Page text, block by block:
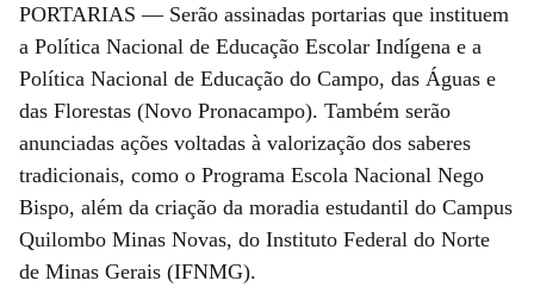
PORTARIAS — Serão assinadas portarias que instituem
a Política Nacional de Educação Escolar Indígena e a
Política Nacional de Educação do Campo, das Águas e
das Florestas (Novo Pronacampo). Também serão
anunciadas ações voltadas à valorização dos saberes
tradicionais, como o Programa Escola Nacional Nego
Bispo, além da criação da moradia estudantil do Campus
Quilombo Minas Novas, do Instituto Federal do Norte
de Minas Gerais (IFNMG).